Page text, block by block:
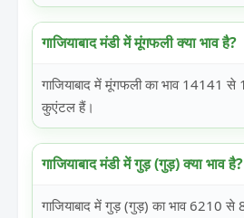
गाजियाबाद मंडी में मूंगफली क्या भाव है?
गाजियाबाद में मूंगफली का भाव 14141
कुएंटल हैं।
गाजियाबाद मंडी में गुड़ (गुड़) क्या भाव है?
गाजियाबाद में गुड़ (गुड़) का भाव 6210